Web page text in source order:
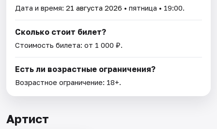
Дата и время:21 августа 2026 • пятница • 19:00.
Сколько стоит билет?
Стоимость билета: от 1 000 ₽.
Есть ли возрастные ограничения?
Возрастное ограничение: 18+.
Артист